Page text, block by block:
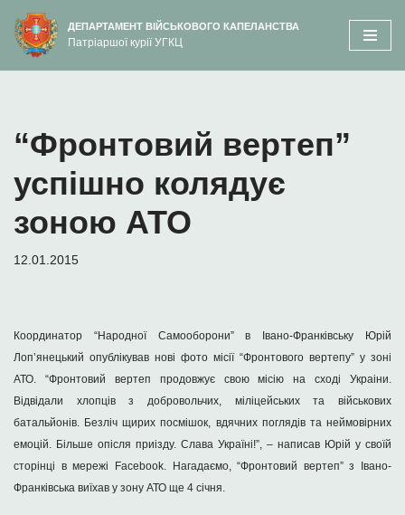
вмісту
Перейти
до
ДЕПАРТАМЕНТ ВІЙСЬКОВОГО КАПЕЛАНСТВА
Патріаршої курії УГКЦ
“Фронтовий вертеп”
успішно колядує
зоною АТО
12.01.2015
Координатор “Народної Самооборони” в Івано-Франківську Юрій
Лоп’янецький опублікував нові фото місії “Фронтового вертепу” у зоні
АТО. “Фронтовий вертеп продовжує свою мiсiю на сходi Украiни.
Вiдвiдали хлопцiв з добровольчих, мiлiцейських та вiйськових
батальйонiв. Безлiч щирих посмiшок, вдячних поглядiв та неймовiрних
емоцiй. Бiльше опiсля приiзду. Слава Українi!”, – написав Юрій у своїй
сторінці в мережі Facebook. Нагадаємо, “Фронтовий вертеп” з Івано-
Франківська виїхав у зону АТО ще 4 січня.